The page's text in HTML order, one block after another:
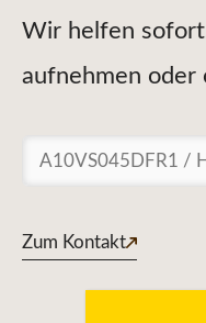
Wir helfen
aufnehmen oder
Suchen
Zum Kontakt